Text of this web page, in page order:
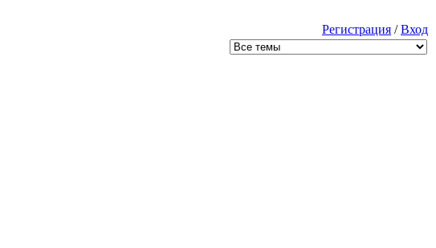
Регистрация /Вход